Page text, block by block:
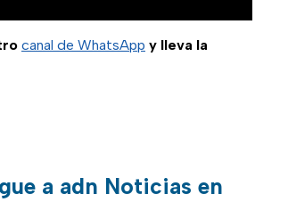
canal de WhatsApp y lleva la
a adn Noticias en